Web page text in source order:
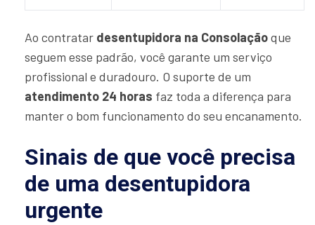
Ao contratar desentupidora na Consolaçãoque
seguem esse padrão, você garante um serviço
profissional e duradouro. O suporte de um
atendimento 24 horas faz toda a diferença para
manter o bom funcionamento do seu encanamento.
Sinais de que você precisa
de uma desentupidora
urgente